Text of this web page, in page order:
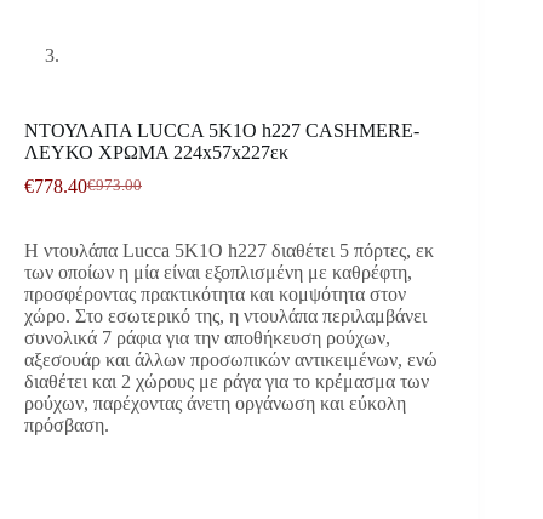
ΝΤΟΥΛΑΠΑ LUCCA 5K1O h227 CASHMERE-
ΛΕΥΚΟ ΧΡΩΜΑ 224x57x227εκ
€973.00
Original
was:
€973.00.
€778.40Η
τιμή
είναι:
€778.40.
Η ντουλάπα Lucca 5K1O h227 διαθέτει 5 πόρτες, εκ
των οποίων η μία είναι εξοπλισμένη με καθρέφτη,
προσφέροντας πρακτικότητα και κομψότητα στον
χώρο. Στο εσωτερικό της, η ντουλάπα περιλαμβάνει
συνολικά 7 ράφια για την αποθήκευση ρούχων,
αξεσουάρ και άλλων προσωπικών αντικειμένων, ενώ
διαθέτει και 2 χώρους με ράγα για το κρέμασμα των
ρούχων, παρέχοντας άνετη οργάνωση και εύκολη
πρόσβαση.